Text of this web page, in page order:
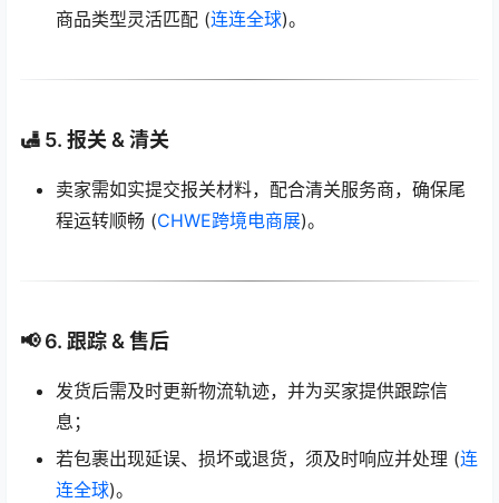
商品类型灵活匹配 (连连全球)。
🛃 5. 报关 & 清关
卖家需如实提交报关材料，配合清关服务商，确保尾
程运转顺畅 (CHWE跨境电商展)。
📢 6. 跟踪 & 售后
发货后需及时更新物流轨迹，并为买家提供跟踪信
息；
若包裹出现延误、损坏或退货，须及时响应并处理 (连
连全球)。